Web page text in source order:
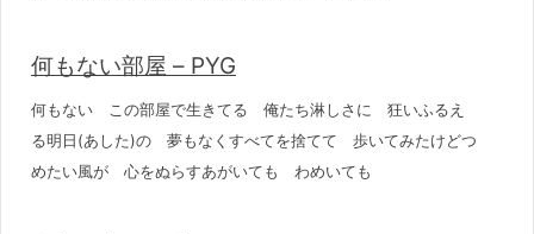
何もない部屋 – PYG
何もない この部屋で生きてる 俺たち淋しさに 狂いふるえ
る明日(あした)の 夢もなくすべてを捨てて 歩いてみたけどつ
めたい風が 心をぬらすあがいても わめいても